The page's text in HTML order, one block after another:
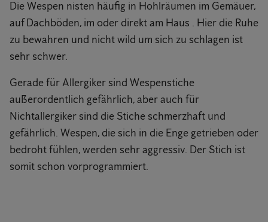
Die Wespen nisten häufig in Hohlräumen im Gemäuer,
auf Dachböden, im oder direkt am Haus . Hier die Ruhe
zu bewahren und nicht wild um sich zu schlagen ist
sehr schwer.
Gerade für Allergiker sind Wespenstiche
außerordentlich gefährlich, aber auch für
Nichtallergiker sind die Stiche schmerzhaft und
gefährlich. Wespen, die sich in die Enge getrieben oder
bedroht fühlen, werden sehr aggressiv. Der Stich ist
somit schon vorprogrammiert.